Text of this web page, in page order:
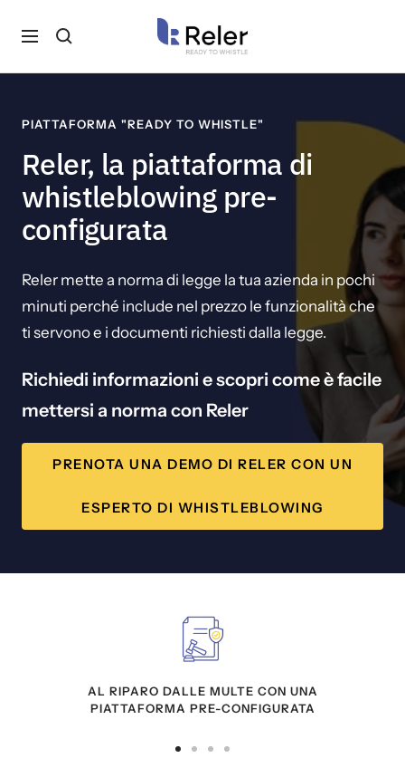
Navigazione
PiattaformaWhistleblowing.it
PIATTAFORMA "READY TO WHISTLE"
Reler, la piattaforma di
whistleblowing pre-
configurata
Reler mette a norma di legge la tua azienda in pochi
minuti perché include nel prezzo le funzionalità che
ti servono e i documenti richiesti dalla legge.
Richiedi informazioni e scopri come è facile
mettersi a norma con Reler
PRENOTA UNA DEMO DI RELER CON UN
ESPERTO DI WHISTLEBLOWING
AL RIPARO DALLE MULTE CON UNA
PIATTAFORMA PRE-CONFIGURATA